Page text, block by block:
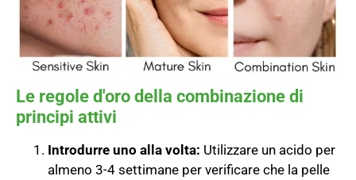
Le regole d'oro della combinazione di
principi attivi
Introdurre uno alla volta: Utilizzare un acido per
almeno 3-4 settimane per verificare che la pelle